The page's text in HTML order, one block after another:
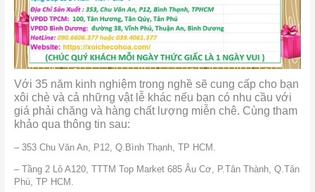
Với 35 năm kinh nghiệm trong nghề sẽ cung cấp cho bạn
xôi chè và cả những vật lễ khác nếu bạn có nhu cầu với
giá phải chăng và hàng chất lượng miễn chê. Cùng tham
khảo qua thông tin sau:
– 353 Chu Văn An, P12, Q.Bình Thạnh, TP HCM.
– Tầng 2 Lô A120, TTTM Top Market 685 Âu Cơ, P.Tân Thành, Q.Tân
Phú, TP HCM.